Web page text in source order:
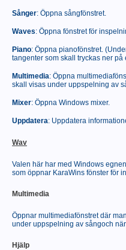
Sånger: Öppna sångfönstret.
Waves: Öppna fönstret för
Piano: Öppna pianofönstret.
tangenter som skall tryckas ner på
Multimedia: Öppna
skall visas under uppspelning av
Mixer: Öppna Windows mixer.
Uppdatera: Uppdatera
Wav
Valen här har med Windows
som öppnar KaraWins fönster för
Multimedia
Öppnar multimediafönstret där
under uppspelning av sångoch
Hjälp